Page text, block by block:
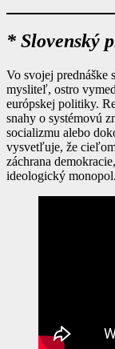
* Slovenský
Vo svojej prednáške
mysliteľ, ostro
európskej politiky.
snahy o systémovú
socializmu alebo
vysvetľuje, že
záchrana
ideologický monopol.